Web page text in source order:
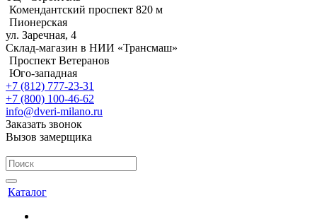
Комендантский проспект 820 м
Пионерская
ул. Заречная, 4
Склад-магазин в НИИ «Трансмаш»
Проспект Ветеранов
Юго-западная
+7 (812) 777-23-31
+7 (800) 100-46-62
info@dveri-milano.ru
Заказать звонок
Вызов замерщика
Каталог